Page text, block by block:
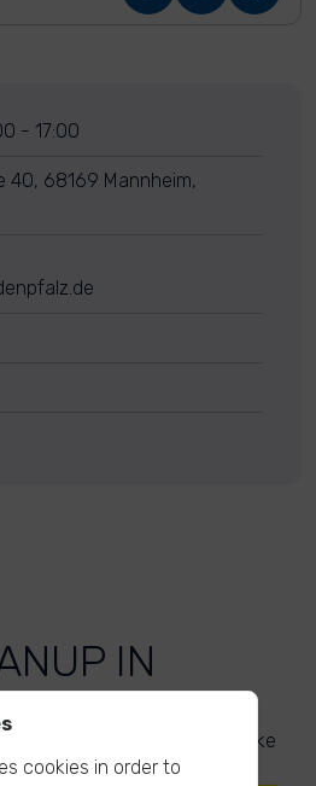
- 17:00
68169 Mannheim,
IN
here and inspire others to take
cookies in order to